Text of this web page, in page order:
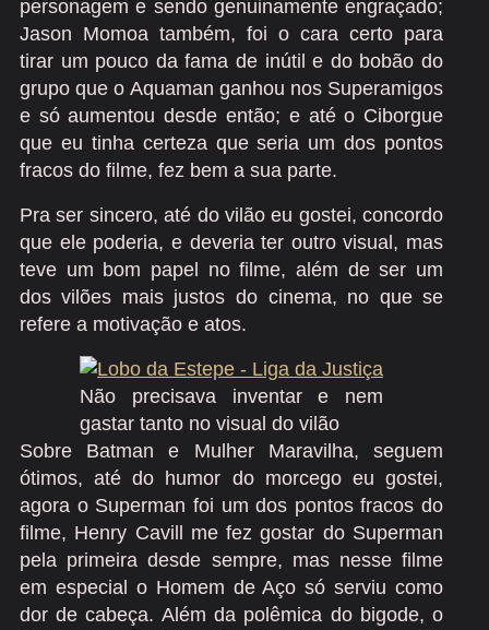
personagem e sendo genuinamente engraçado;
Jason Momoa também, foi o cara certo para
tirar um pouco da fama de inútil e do bobão do
grupo que o Aquaman ganhou nos Superamigos
e só aumentou desde então; e até o Ciborgue
que eu tinha certeza que seria um dos pontos
fracos do filme, fez bem a sua parte.
Pra ser sincero, até do vilão eu gostei, concordo
que ele poderia, e deveria ter outro visual, mas
teve um bom papel no filme, além de ser um
dos vilões mais justos do cinema, no que se
refere a motivação e atos.
Não precisava inventar e nem
gastar tanto no visual do vilão
Sobre Batman e Mulher Maravilha, seguem
ótimos, até do humor do morcego eu gostei,
agora o Superman foi um dos pontos fracos do
filme, Henry Cavill me fez gostar do Superman
pela primeira desde sempre, mas nesse filme
em especial o Homem de Aço só serviu como
dor de cabeça. Além da polêmica do bigode, o